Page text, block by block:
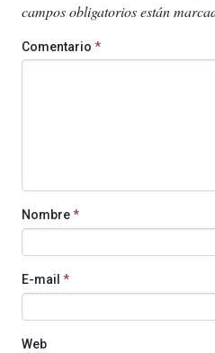
campos obligatorios están
Comentario *
Nombre*
E-mail *
Web